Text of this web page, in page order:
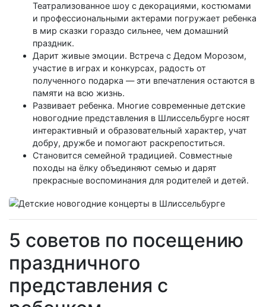
Театрализованное шоу с декорациями, костюмами
и профессиональными актерами погружает ребенка
в мир сказки гораздо сильнее, чем домашний
праздник.
Дарит живые эмоции. Встреча с Дедом Морозом,
участие в играх и конкурсах, радость от
полученного подарка — эти впечатления остаются в
памяти на всю жизнь.
Развивает ребенка. Многие современные детские
новогодние представления в Шлиссельбурге носят
интерактивный и образовательный характер, учат
добру, дружбе и помогают раскрепоститься.
Становится семейной традицией. Совместные
походы на ёлку объединяют семью и дарят
прекрасные воспоминания для родителей и детей.
5 советов по посещению
праздничного
представления с